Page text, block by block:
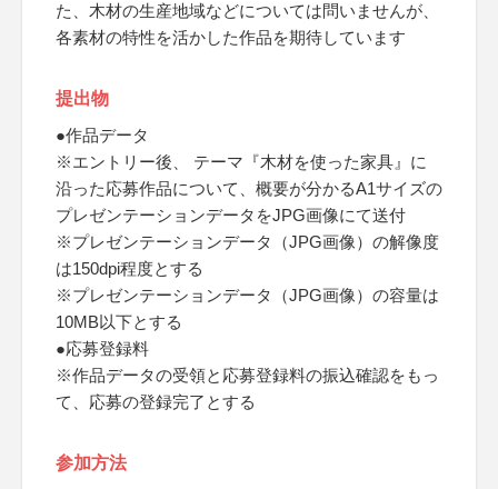
た、木材の生産地域などについては問いませんが、
各素材の特性を活かした作品を期待しています
提出物
●作品データ
※エントリー後、 テーマ『木材を使った家具』に
沿った応募作品について、概要が分かるA1サイズの
プレゼンテーションデータをJPG画像にて送付
※プレゼンテーションデータ（JPG画像）の解像度
は150dpi程度とする
※プレゼンテーションデータ（JPG画像）の容量は
10MB以下とする
●応募登録料
※作品データの受領と応募登録料の振込確認をもっ
て、応募の登録完了とする
参加方法